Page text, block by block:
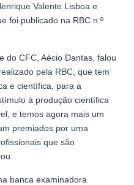
Valente Lisboa e
foi publicado na RBC n.º
do CFC, Aécio Dantas, falou
pela RBC, que tem
e científica, para a
à produção científica
e temos agora mais um
premiados por uma
que são
banca examinadora